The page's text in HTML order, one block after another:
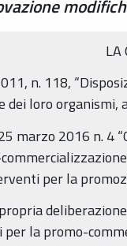
LA
n. 118,
dei loro
marzo 2016 n. 4
per la
la promo-